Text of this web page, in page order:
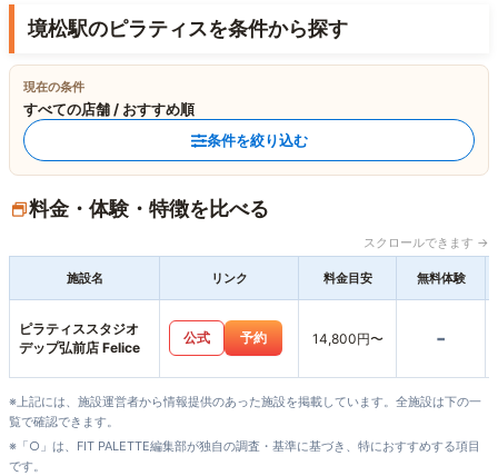
境松駅のピラティスを条件から探す
現在の条件
すべての店舗 / おすすめ順
条件を絞り込む
料金・体験・特徴を比べる
スクロールできます →
施設名 リンク 料金目安 無料体験
ピラティススタジオ
デップ弘前店 Felice
公式 予約 14,800円〜 -
※上記には、施設運営者から情報提供のあった施設を掲載しています。全施設は下の一
覧で確認できます。
※「○」は、FIT PALETTE編集部が独自の調査・基準に基づき、特におすすめする項目
です。